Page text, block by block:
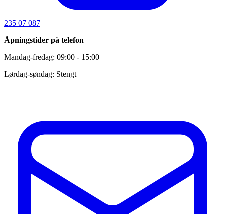
235 07 087
Åpningstider på telefon
Mandag-fredag: 09:00 - 15:00
Lørdag-søndag: Stengt